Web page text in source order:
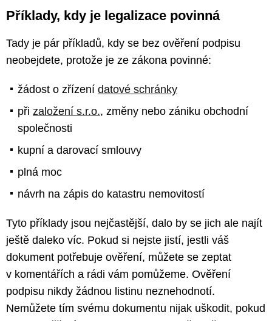
Příklady, kdy je legalizace povinná
Tady je pár příkladů, kdy se bez ověření podpisu
neobejdete, protože je ze zákona povinné:
žádost o zřízení datové schránky
při založení s.r.o., změny nebo zániku obchodní
společnosti
kupní a darovací smlouvy
plná moc
návrh na zápis do katastru nemovitostí
Tyto příklady jsou nejčastější, dalo by se jich ale najít
ještě daleko víc. Pokud si nejste jistí, jestli váš
dokument potřebuje ověření, můžete se zeptat
v komentářích a rádi vám pomůžeme. Ověření
podpisu nikdy žádnou listinu neznehodnotí.
Nemůžete tím svému dokumentu nijak uškodit, pokud